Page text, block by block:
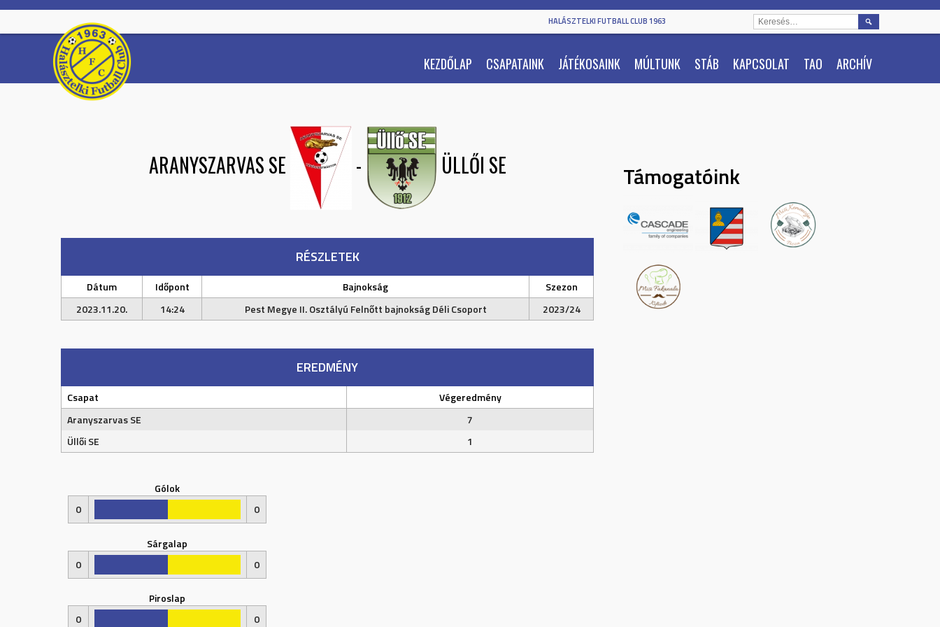
Skip
content
HALÁSZTELKI FUTBALL CLUB 1963
KEZDŐLAP CSAPATAINK JÁTÉKOSAINK MÚLTUNK STÁB KAPCSOLAT TAO ARCHÍV
KERESÉS:
ARANYSZARVAS SE - ÜLLŐI SE
RÉSZLETEK
Dátum Időpont Bajnokság
Szezon
2023.11.20.
14:24 Pest Megye II. Osztályú Felnőtt bajnokság Déli Csoport 2023/24
EREDMÉNY
Csapat
Végeredmény
Aranyszarvas SE
7
Üllői SE
1
Gólok
0
0
Sárgalap
0
0
Piroslap
0
0
Támogatóink